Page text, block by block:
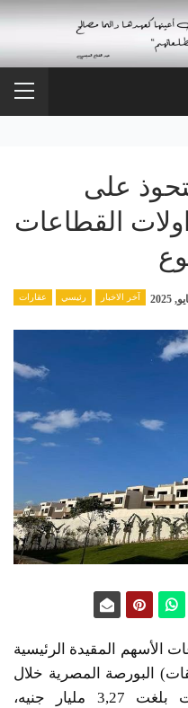
على
القطاعات
آخر الاخبار رئيسي عقارات
الأسهم المقيدة الرئيسية
البورصة المصرية خلال
تعاملات الأسبوع بقيمة تداولات بلغت 3,27 مليار جنيه،